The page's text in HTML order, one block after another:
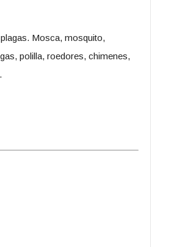
Mosca, mosquito,
polilla, roedores, chimenes,